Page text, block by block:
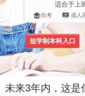
适合于上
自考 成人
短学制本科入口
未来3年内，这是